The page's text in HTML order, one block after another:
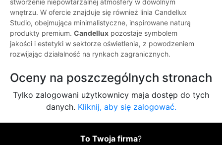
stworzenie niepowtarzalnej atmosfery w dowolnym
wnętrzu. W ofercie znajduje się również linia Candellux
Studio, obejmująca minimalistyczne, inspirowane naturą
produkty premium. Candellux pozostaje symbolem
jakości i estetyki w sektorze oświetlenia, z powodzeniem
rozwijając działalność na rynkach zagranicznych.
Oceny na poszczególnych stronach
Tylko zalogowani użytkownicy maja dostęp do tych
danych. Kliknij, aby się zalogować.
To Twoja firma?